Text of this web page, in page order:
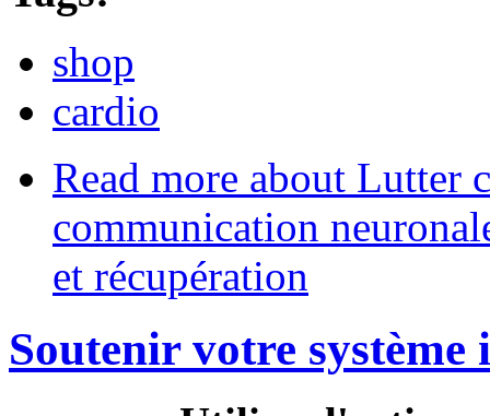
shop
cardio
Read more about Lutter
communication
et récupération
Soutenir votre